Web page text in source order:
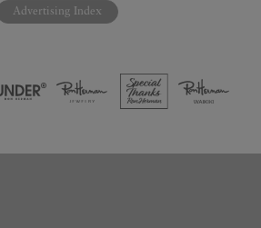
Advertising Index